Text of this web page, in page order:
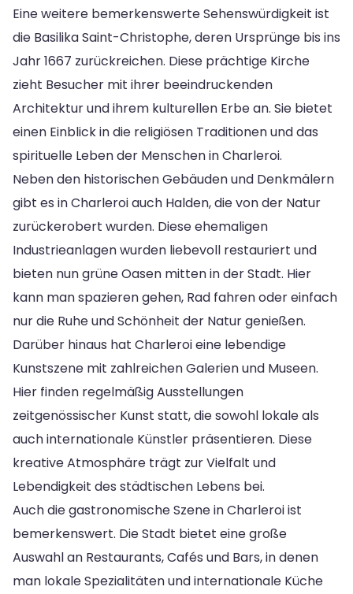
Eine weitere bemerkenswerte Sehenswürdigkeit ist
die Basilika Saint-Christophe, deren Ursprünge bis ins
Jahr 1667 zurückreichen. Diese prächtige Kirche
zieht Besucher mit ihrer beeindruckenden
Architektur und ihrem kulturellen Erbe an. Sie bietet
einen Einblick in die religiösen Traditionen und das
spirituelle Leben der Menschen in Charleroi.
Neben den historischen Gebäuden und Denkmälern
gibt es in Charleroi auch Halden, die von der Natur
zurückerobert wurden. Diese ehemaligen
Industrieanlagen wurden liebevoll restauriert und
bieten nun grüne Oasen mitten in der Stadt. Hier
kann man spazieren gehen, Rad fahren oder einfach
nur die Ruhe und Schönheit der Natur genießen.
Darüber hinaus hat Charleroi eine lebendige
Kunstszene mit zahlreichen Galerien und Museen.
Hier finden regelmäßig Ausstellungen
zeitgenössischer Kunst statt, die sowohl lokale als
auch internationale Künstler präsentieren. Diese
kreative Atmosphäre trägt zur Vielfalt und
Lebendigkeit des städtischen Lebens bei.
Auch die gastronomische Szene in Charleroi ist
bemerkenswert. Die Stadt bietet eine große
Auswahl an Restaurants, Cafés und Bars, in denen
man lokale Spezialitäten und internationale Küche